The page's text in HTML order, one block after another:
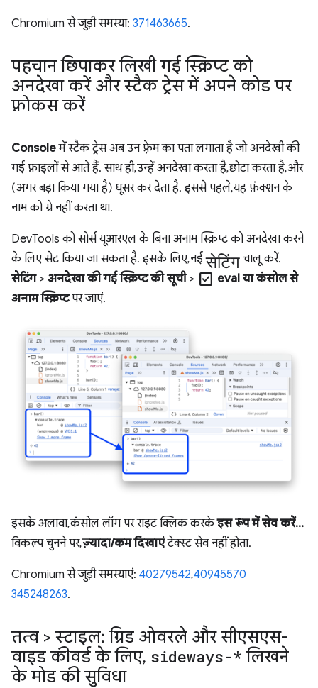
Chromium से जुड़ी समस्या: 371463665.
पहचान छिपाकर लिखी गई स्क्रिप्ट को
अनदेखा करें और स्टैक ट्रेस में अपने कोड पर
फ़ोकस करें
Consoleमें स्टैक ट्रेस अब उन फ़्रेम का पता लगाता है जो अनदेखी की
गई फ़ाइलों से आते हैं. साथ ही, उन्हें अनदेखा करता है, छोटा करता है, और
(अगर बड़ा किया गया है) धूसर कर देता है. इससे पहले, यह फ़ंक्शन के
नाम को ग्रे नहीं करता था.
DevTools को सोर्स यूआरएल के बिना अनाम स्क्रिप्ट को अनदेखा करने
के लिए सेट किया जा सकता है. इसके लिए, नईसेटिंग चालू करें.
सेटिंग> अनदेखा की गई स्क्रिप्ट की सूची> check_box eval या कंसोल से
अनाम स्क्रिप्टपर जाएं.
इसके अलावा, कंसोल लॉग पर राइट क्लिक करकेइस रूप में सेव करें...
विकल्प चुनने पर,ज़्यादा/कम दिखाएंटेक्स्ट सेव नहीं होता.
Chromium से जुड़ी समस्याएं: 40279542,40945570
345248263.
तत्व > स्टाइल: ग्रिड ओवरले और सीएसएस-
वाइड कीवर्ड के लिए, sideways-* लिखने
के मोड की सुविधा